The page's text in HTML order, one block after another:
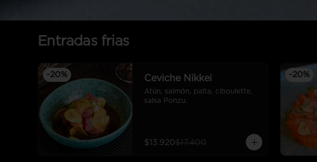
Entradas frias
-20% Ceviche Nikkei
Atún, salmón, palta, ciboulette,
salsa Ponzu.
$13.920$17.400
-20%